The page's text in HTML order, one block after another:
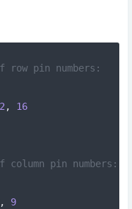
pin numbers:
,
16
pin numbers:
,
9